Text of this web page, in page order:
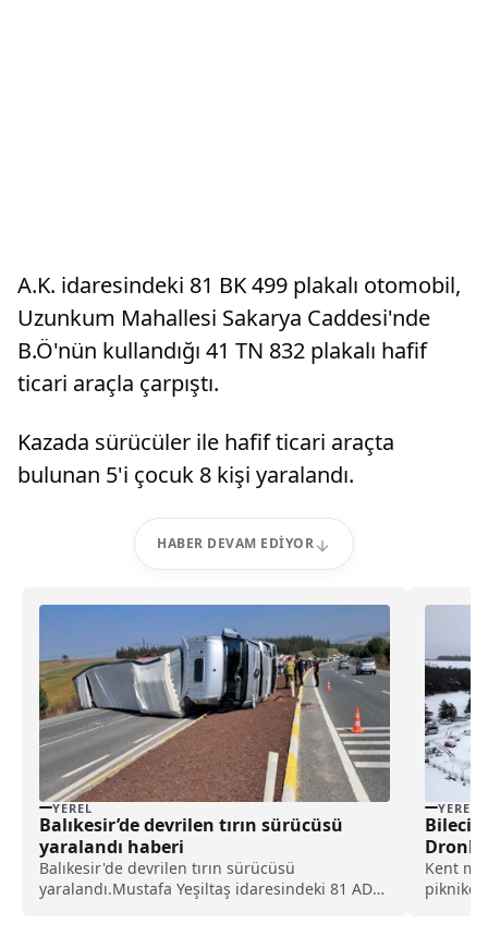
A.K. idaresindeki 81 BK 499 plakalı otomobil,
Uzunkum Mahallesi Sakarya Caddesi'nde
B.Ö'nün kullandığı 41 TN 832 plakalı hafif
ticari araçla çarpıştı.
Kazada sürücüler ile hafif ticari araçta
bulunan 5'i çocuk 8 kişi yaralandı.
HABER DEVAM EDIYOR
YEREL
Balıkesir’de devrilen tırın sürücüsü
yaralandı haberi
Balıkesir'de devrilen tırın sürücüsü
yaralandı.Mustafa Yeşiltaş idaresindeki 81 ADB
YEREL
Kent